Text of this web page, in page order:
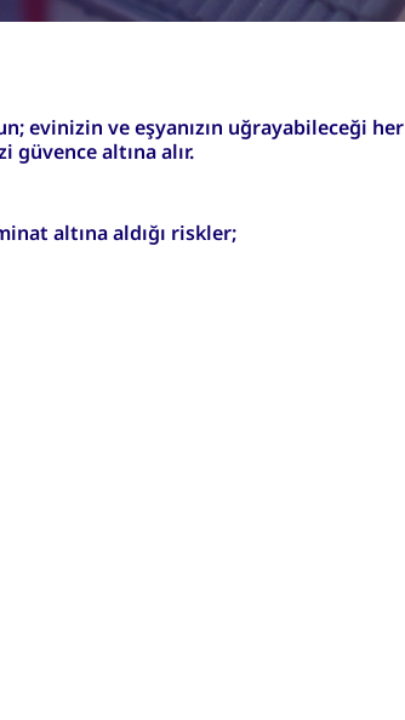
evinizin ve eşyanızın uğrayabileceği her
güvence altına alır.
altına aldığı riskler;